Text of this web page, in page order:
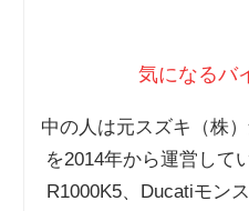
気になるバ
中の人は元スズキ（株
を2014年から運営して
R1000K5、Ducatiモン